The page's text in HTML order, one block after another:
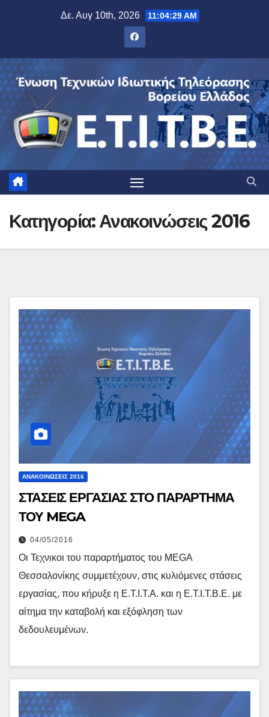
Δε. Αυγ 10th, 2026 11:04:30 AM
Κατηγορία:Ανακοινώσεις 2016
ΑΝΑΚΟΙΝΏΣΕΙΣ 2016
ΣΤΑΣΕΙΣ ΕΡΓΑΣΙΑΣ ΣΤΟ ΠΑΡΑΡΤΗΜΑ
ΤΟΥ MEGA
04/05/2016
Οι Τεχνικοι του παραρτήματος του MEGA
Θεσσαλονίκης συμμετέχουν, στις κυλιόμενες στάσεις
εργασίας, που κήρυξε η Ε.Τ.Ι.Τ.Α. και η Ε.Τ.Ι.Τ.Β.Ε. με
αίτημα την καταβολή και εξόφληση των
δεδουλευμένων.